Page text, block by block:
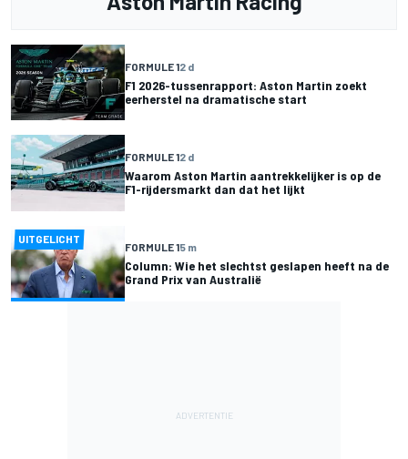
FORMULE 12 d
F1 2026-tussenrapport: Aston Martin zoekt
eerherstel na dramatische start
FORMULE 12 d
Waarom Aston Martin aantrekkelijker is op de
F1-rijdersmarkt dan dat het lijkt
UITGELICHT
FORMULE 15 m
Column: Wie het slechtst geslapen heeft na de
Grand Prix van Australië